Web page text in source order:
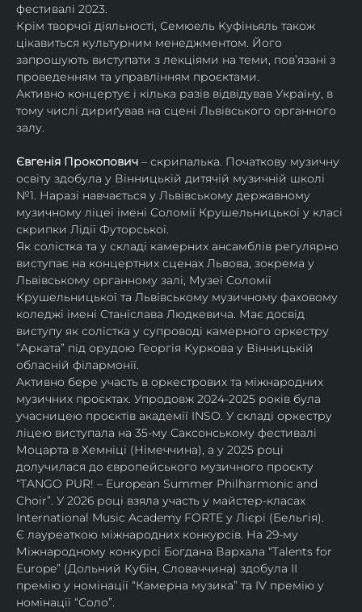
фестивалі 2023.
Крім творчої діяльності, Семюель Куфіньяль також
цікавиться культурним менеджментом. Його
запрошують виступати з лекціями на теми, пов’язані з
проведенням та управлінням проєктами.
Активно концертує і кілька разів відвідував Україну, в
тому числі дириґував на сцені Львівського органного
залу.
Євгенія Прокопович – скрипалька. Початкову музичну
освіту здобула у Вінницькій дитячій музичній школі
№1. Наразі навчається у Львівському державному
музичному ліцеї імені Соломії Крушельницької у класі
скрипки Лідії Футорської.
Як солістка та у складі камерних ансамблів регулярно
виступає на концертних сценах Львова, зокрема у
Львівському органному залі, Музеї Соломії
Крушельницької та Львівському музичному фаховому
коледжі імені Станіслава Людкевича. Має досвід
виступу як солістка у супроводі камерного оркестру
“Арката” під орудою Георгія Куркова у Вінницькій
обласній філармонії.
Активно бере участь в оркестрових та міжнародних
музичних проєктах. Упродовж 2024-2025 років була
учасницею проєктів академії INSO. У складі оркестру
ліцею виступала на 35-му Саксонському фестивалі
Моцарта в Хемніці (Німеччина), а у 2025 році
долучилася до європейського музичного проєкту
“TANGO PUR! – European Summer Philharmonic and
Choir”. У 2026 році взяла участь у майстер-класах
International Music Academy FORTE у Лієрі (Бельгія).
Є лауреаткою міжнародних конкурсів. На 29-му
Міжнародному конкурсі Богдана Вархала “Talents for
Europe” (Дольний Кубін, Словаччина) здобула ІІ
премію у номінації “Камерна музика” та IV премію у
номінації “Соло”.